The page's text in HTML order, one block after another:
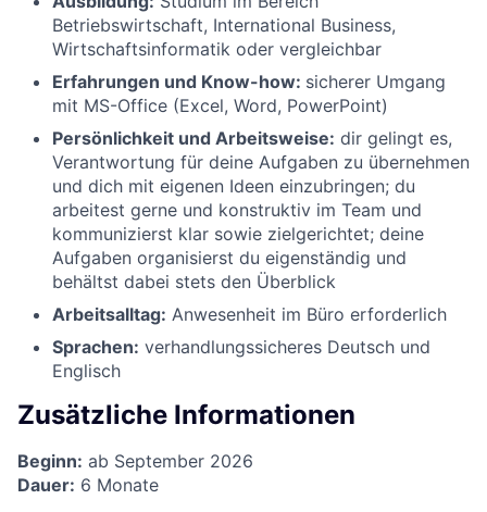
Betriebswirtschaft, International Business,
Wirtschaftsinformatik oder vergleichbar
Erfahrungen und Know-how: sicherer Umgang
mit MS-Office (Excel, Word, PowerPoint)
Persönlichkeit und Arbeitsweise: dir gelingt es,
Verantwortung für deine Aufgaben zu übernehmen
und dich mit eigenen Ideen einzubringen; du
arbeitest gerne und konstruktiv im Team und
kommunizierst klar sowie zielgerichtet; deine
Aufgaben organisierst du eigenständig und
behältst dabei stets den Überblick
Arbeitsalltag: Anwesenheit im Büro erforderlich
Sprachen: verhandlungssicheres Deutsch und
Englisch
Zusätzliche Informationen
Beginn: ab September 2026
Dauer: 6 Monate